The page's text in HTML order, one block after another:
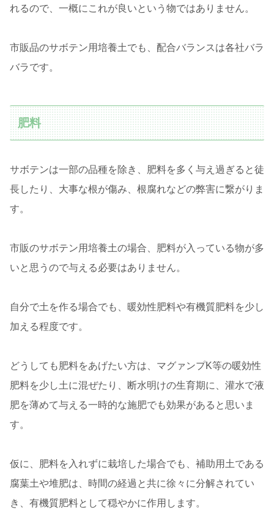
れるので、一概にこれが良いという物ではありません。
市販品のサボテン用培養土でも、配合バランスは各社バラ
バラです。
肥料
サボテンは一部の品種を除き、肥料を多く与え過ぎると徒
長したり、大事な根が傷み、根腐れなどの弊害に繋がりま
す。
市販のサボテン用培養土の場合、肥料が入っている物が多
いと思うので与える必要はありません。
自分で土を作る場合でも、暖効性肥料や有機質肥料を少し
加える程度です。
どうしても肥料をあげたい方は、マグァンプK等の暖効性
肥料を少し土に混ぜたり、断水明けの生育期に、灌水で液
肥を薄めて与える一時的な施肥でも効果があると思いま
す。
仮に、肥料を入れずに栽培した場合でも、補助用土である
腐葉土や堆肥は、時間の経過と共に徐々に分解されてい
き、有機質肥料として穏やかに作用します。